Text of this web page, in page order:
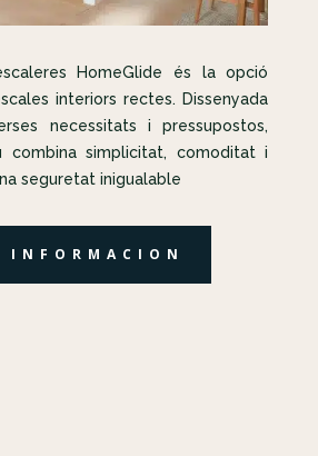
HomeGlide és la opció
interiors rectes. Dissenyada
necessitats i pressupostos,
combina simplicitat, comoditat i
seguretat inigualable
INFORMACION